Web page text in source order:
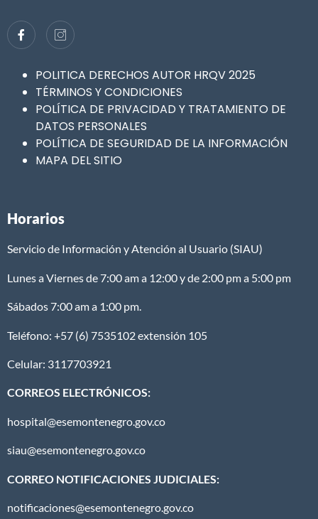
POLITICA DERECHOS AUTOR HRQV 2025
TÉRMINOS Y CONDICIONES
POLÍTICA DE PRIVACIDAD Y TRATAMIENTO DE
DATOS PERSONALES
POLÍTICA DE SEGURIDAD DE LA INFORMACIÓN
MAPA DEL SITIO
Horarios
Servicio de Información y Atención al Usuario (SIAU)
Lunes a Viernes de 7:00 am a 12:00 y de 2:00 pm a 5:00 pm
Sábados 7:00 am a 1:00 pm.
Teléfono: +57 (6) 7535102 extensión 105
Celular: 3117703921
CORREOS ELECTRÓNICOS:
hospital@esemontenegro.gov.co
siau@esemontenegro.gov.co
CORREO NOTIFICACIONES JUDICIALES:
notificaciones@esemontenegro.gov.co